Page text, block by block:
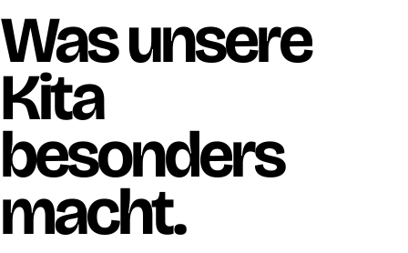
Was unsere
Kita
besonders
macht.